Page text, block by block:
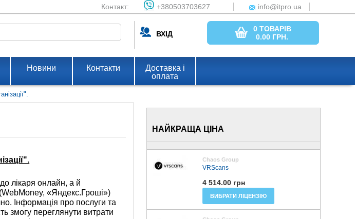
Контакт: +380503703627 info@itpro.ua
ВХІД
0 ТОВАРІВ
0.00 ГРН.
Новини Контакти
Доставка і
оплата
лікаря онлайн, а й
«Яндекс.Гроші»)
Інформація про послуги та
змогу переглянути витрати
НАЙКРАЩА ЦІНА
Chaos Group
VRScans
4 514.00 грн
ВИБРАТИ ЛІЦЕНЗІЮ